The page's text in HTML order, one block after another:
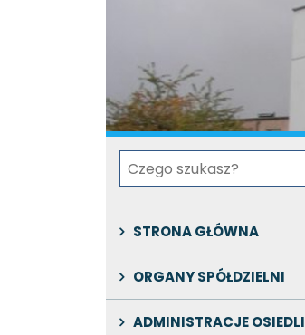
STRONA GŁÓWNA
ORGANY SPÓŁDZIELNI
ADMINISTRACJE OSIEDLI